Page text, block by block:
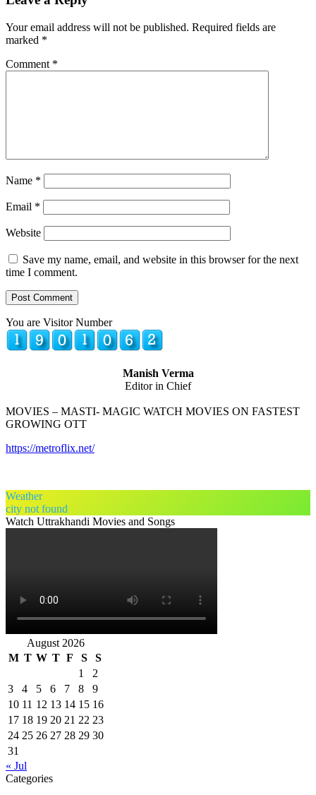
Your email address will not be published. Required fields are
marked *
Comment *
Name *
Email *
Website
Save my name, email, and website in this browser for the next
time I comment.
You are Visitor Number
Manish Verma
Editor in Chief
MOVIES – MASTI- MAGIC WATCH MOVIES ON FASTEST
GROWING OTT
https://metroflix.net/
Weather
city not found
Watch Uttrakhandi Movies and Songs
August 2026
M T W T F S
S
1
2
3
4 5 6 7 8
9
10 11 12 13 14 15 16
17 18 19 20 21 22 23
24 25 26 27 28 29 30
31
« Jul
Categories